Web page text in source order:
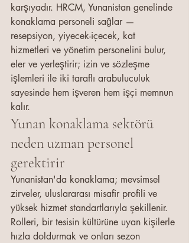
karşıyadır. HRCM, Yunanistan genelinde
konaklama personeli sağlar —
resepsiyon, yiyecek-içecek, kat
hizmetleri ve yönetim personelini bulur,
eler ve yerleştirir; izin ve sözleşme
işlemleri ile iki taraflı arabuluculuk
sayesinde hem işveren hem işçi memnun
kalır.
Yunan konaklama sektörü
neden uzman personel
gerektirir
Yunanistan'da konaklama; mevsimsel
zirveler, uluslararası misafir profili ve
yüksek hizmet standartlarıyla şekillenir.
Rolleri, bir tesisin kültürüne uyan kişilerle
hızla doldurmak ve onları sezon